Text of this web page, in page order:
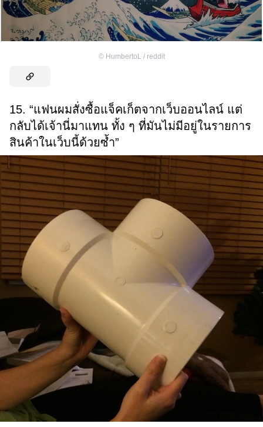
© HumbertoL / reddit
15. “แฟนผมสั่งซื้อแจ็คเก็ตจากเว็บออนไลน์ แต่
กลับได้เจ้านี่มาแทน ทั้ง ๆ ที่มันไม่มีอยู่ในรายการ
สินค้าในเว็บนี้ด้วยซ้ำ”